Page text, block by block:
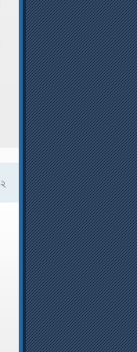
২